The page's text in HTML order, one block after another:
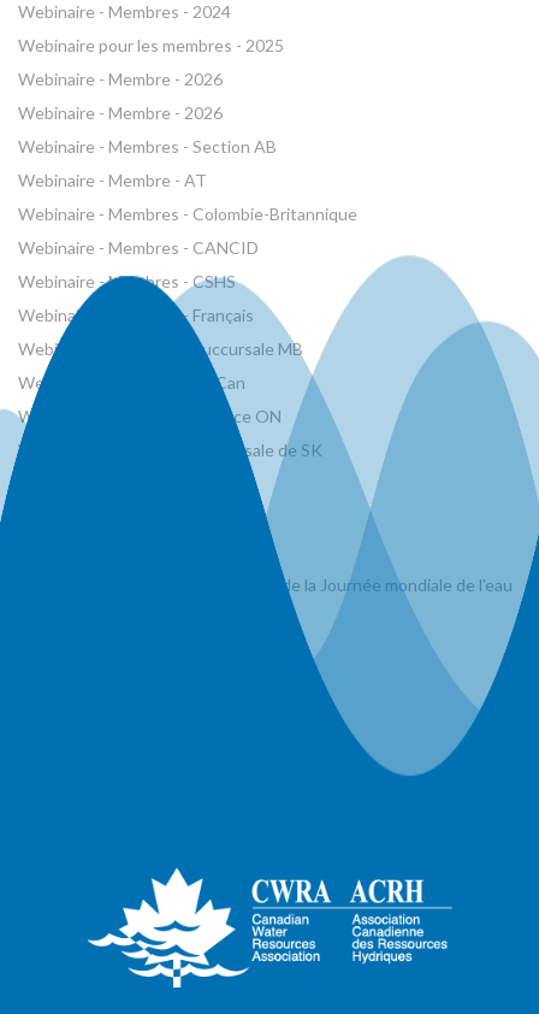
Webinaire - Membres - 2024
Webinaire pour les membres - 2025
Webinaire - Membre - 2026
Webinaire - Membre - 2026
Webinaire - Membres - Section AB
Webinaire - Membre - AT
Webinaire - Membres - Colombie-Britannique
Webinaire - Membres - CANCID
Webinaire - Membres - CSHS
Webinaire - Membres - Français
Webinaire - Membres - Succursale MB
Webinaire - Membres - RNCan
Webinaire - Membres - Agence ON
Webinaire - Membres - Succursale de SK
Événements organisés à l'occasion de la Journée mondiale de l'eau